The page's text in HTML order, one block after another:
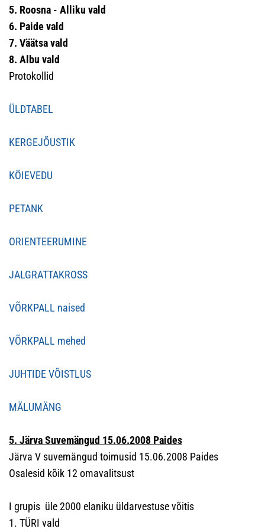
5. Roosna - Alliku vald
6. Paide vald
7. Väätsa vald
8. Albu vald
Protokollid
ÜLDTABEL
KERGEJÕUSTIK
KÖIEVEDU
PETANK
ORIENTEERUMINE
JALGRATTAKROSS
VÕRKPALL naised
VÕRKPALL mehed
JUHTIDE VÕISTLUS
MÄLUMÄNG
5. Järva Suvemängud 15.06.2008 Paides
Järva V suvemängud toimusid 15.06.2008 Paides
Osalesid kõik 12 omavalitsust
I grupis üle 2000 elaniku üldarvestuse võitis
1. TÜRI vald